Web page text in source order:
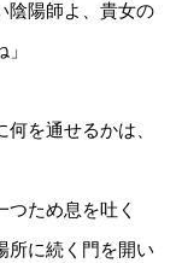
陰陽師よ、貴女の
を通せるかは、
ため息を吐く
所に続く門を開い